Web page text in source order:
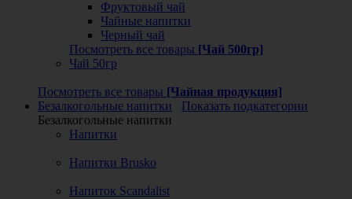
Фруктовый чай
Чайные напитки
Черный чай
Посмотреть все товары [Чай 500гр]
Чай 50гр
Посмотреть все товары [Чайная продукция]
Безалкогольные напитки
Показать подкатегории
Безалкогольные напитки
Напитки
Напитки Brusko
Напиток Scandalist